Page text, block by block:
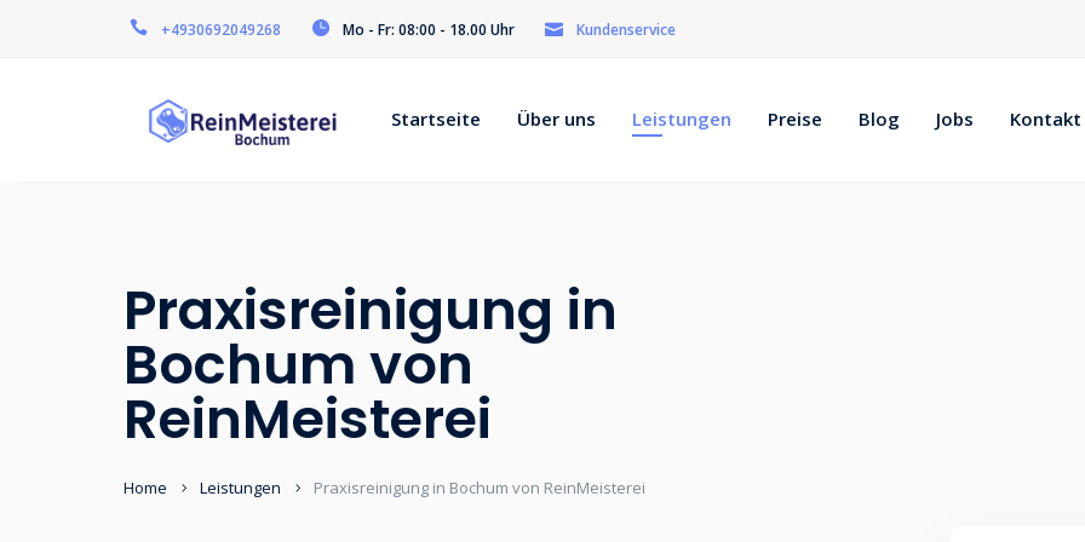
+4930692049268 Mo - Fr: 08:00 - 18.00 Uhr Kundenservice
Startseite Über uns Leistungen Preise Blog Jobs Kontakt
Praxisreinigung in
Bochum von
ReinMeisterei
Home Leistungen Praxisreinigung in Bochum von ReinMeisterei